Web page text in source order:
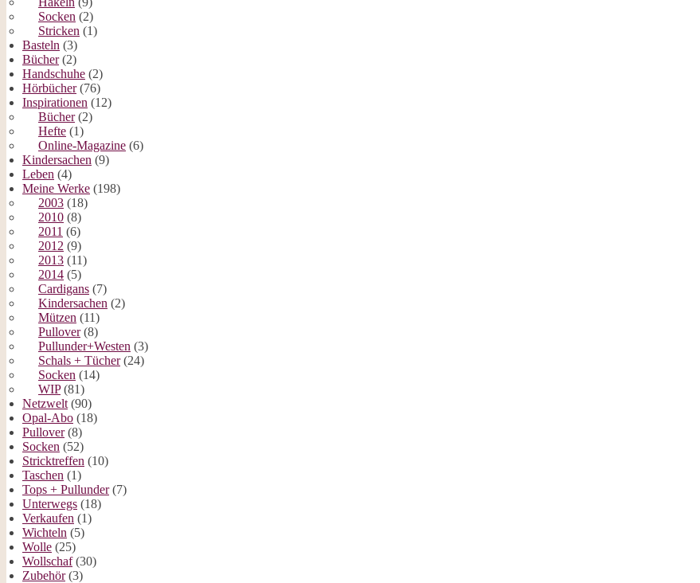
Socken (2)
Stricken (1)
Basteln (3)
Bücher(2)
Handschuhe (2)
Hörbücher(76)
Inspirationen (12)
Bücher(2)
Hefte (1)
Online-Magazine (6)
Kindersachen (9)
Leben (4)
Meine Werke (198)
2003 (18)
2010 (8)
2011 (6)
2012 (9)
2013 (11)
2014 (5)
Cardigans (7)
Kindersachen (2)
Mützen (11)
Pullover(8)
Pullunder+Westen (3)
Schals + Tücher(24)
Socken (14)
WIP(81)
Netzwelt (90)
Opal-Abo (18)
Pullover(8)
Socken (52)
Stricktreffen (10)
Taschen (1)
Tops + Pullunder(7)
Unterwegs (18)
Verkaufen (1)
Wichteln (5)
Wolle (25)
Wollschaf(30)
Zubehör(3)